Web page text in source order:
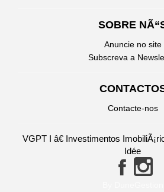
SOBRE
Anuncie no site
Subscreva a
Contacte-nos
VGPT I â€ Investimentos
Idée